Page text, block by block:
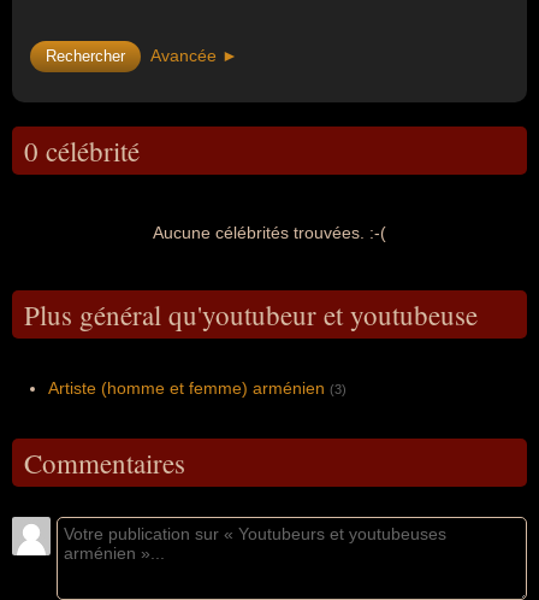
Avancée ►
0 célébrité
Aucune célébrités trouvées. :-(
Plus général qu'youtubeur et youtubeuse
Artiste (homme et femme) arménien (3)
Commentaires